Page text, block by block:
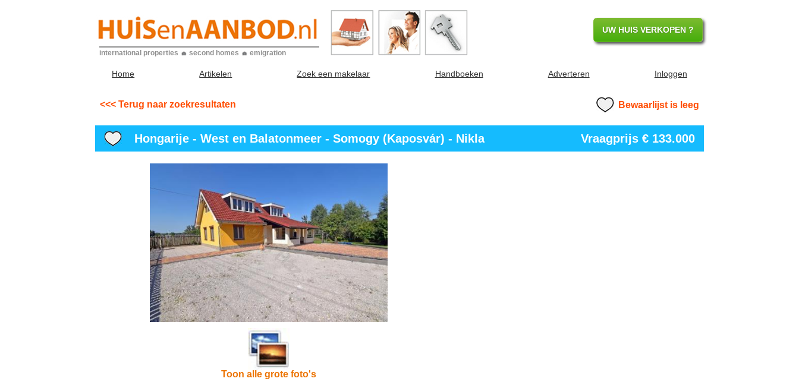
international properties second homes emigration
UW HUIS VERKOPEN ?
Home Artikelen Zoek een makelaar Handboeken Adverteren Inloggen
<<< Terug naar zoekresultaten Bewaarlijst is leeg
Hongarije - West en Balatonmeer - Somogy (Kaposvár) - Nikla Vraagprijs € 133.000
Toon alle grote foto's